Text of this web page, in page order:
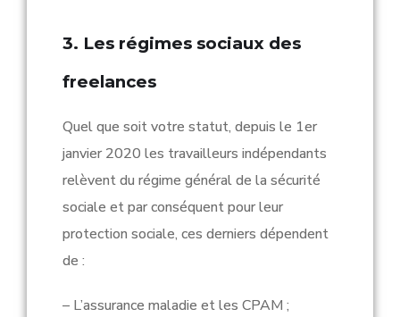
3. Les régimes sociaux des
freelances
Quel que soit votre statut, depuis le 1er
janvier 2020 les travailleurs indépendants
relèvent du régime général de la sécurité
sociale et par conséquent pour leur
protection sociale, ces derniers dépendent
de :
– L’assurance maladie et les CPAM ;